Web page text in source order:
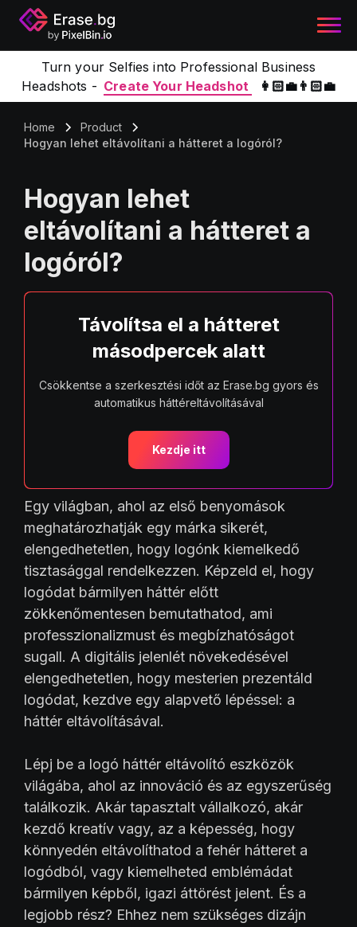
Turn your Selfies into Professional Business
Headshots - Create Your Headshot 👩🏻‍💼👨🏻‍💼
Home
Product
Hogyan lehet eltávolítani a hátteret a logóról?
Hogyan lehet
eltávolítani a hátteret a
logóról?
Távolítsa el a hátteret
másodpercek alatt
Csökkentse a szerkesztési időt az Erase.bg gyors és
automatikus háttéreltávolításával
Kezdje itt
Egy világban, ahol az első benyomások
meghatározhatják egy márka sikerét,
elengedhetetlen, hogy logónk kiemelkedő
tisztasággal rendelkezzen. Képzeld el, hogy
logódat bármilyen háttér előtt
zökkenőmentesen bemutathatod, ami
professzionalizmust és megbízhatóságot
sugall. A digitális jelenlét növekedésével
elengedhetetlen, hogy mesterien prezentáld
logódat, kezdve egy alapvető lépéssel: a
háttér eltávolításával.
Lépj be a logó háttér eltávolító eszközök
világába, ahol az innováció és az egyszerűség
találkozik. Akár tapasztalt vállalkozó, akár
kezdő kreatív vagy, az a képesség, hogy
könnyedén eltávolíthatod a fehér hátteret a
logódból, vagy kiemelheted emblémádat
bármilyen képből, igazi áttörést jelent. És a
legjobb rész? Ehhez nem szükséges dizájn